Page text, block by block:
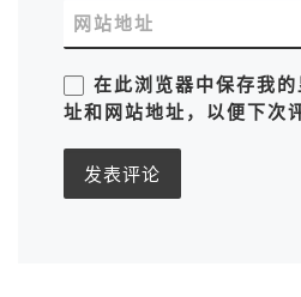
网站地址
在此浏览器中保存我
址和网站地址，以便下次